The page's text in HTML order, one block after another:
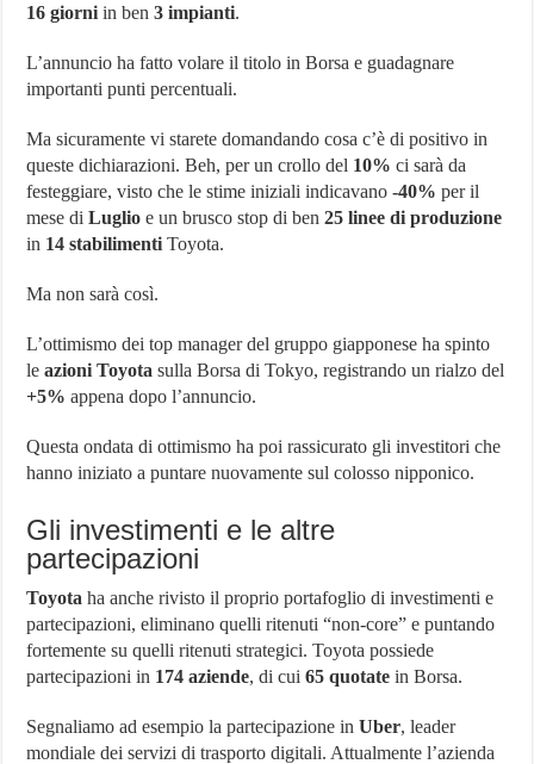
16 giorni in ben3 impianti.
L’annuncio ha fatto volare il titolo in Borsa e guadagnare
importanti punti percentuali.
Ma sicuramente vi starete domandando cosa c’è di positivo in
queste dichiarazioni. Beh, per un crollo del 10% ci sarà da
festeggiare, visto che le stime iniziali indicavano-40% per il
mese diLuglio e un brusco stop di ben25 linee di produzione
in 14 stabilimenti Toyota.
Ma non sarà così.
L’ottimismo dei top manager del gruppo giapponese ha spinto
leazioni Toyota sulla Borsa di Tokyo, registrando un rialzo del
+5% appena dopo l’annuncio.
Questa ondata di ottimismo ha poi rassicurato gli investitori che
hanno iniziato a puntare nuovamente sul colosso nipponico.
Gli investimenti e le altre
partecipazioni
Toyota ha anche rivisto il proprio portafoglio di investimenti e
partecipazioni, eliminano quelli ritenuti “non-core” e puntando
fortemente su quelli ritenuti strategici. Toyota possiede
partecipazioni in 174 aziende, di cui65 quotate in Borsa.
Segnaliamo ad esempio la partecipazione inUber, leader
mondiale dei servizi di trasporto digitali. Attualmente l’azienda